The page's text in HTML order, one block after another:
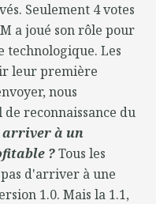
Seulement 4 votes
a joué son rôle pour
technologique. Les
leur première
nous
reconnaissance du
arriver à un
?Tous les
d'arriver à une
1.0. Mais la 1.1,